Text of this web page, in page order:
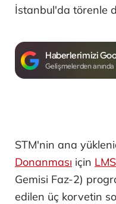
İstanbul'da törenle
Haberlerimizi
Gelişmelerden
STM'nin ana
Donanması için
Gemisi Faz-2)
edilen üç korvetin